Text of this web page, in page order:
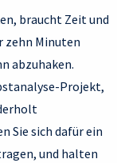
braucht Zeit und
zehn Minuten
abzuhaken.
Projekt,
Sie sich dafür ein
und halten